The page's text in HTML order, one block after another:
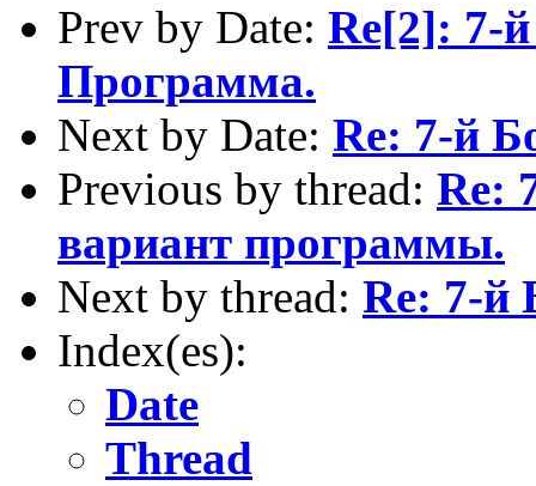
Prev by Date: Re[2]: 7-
Программа.
Next by Date: Re: 7-й
Previous by thread: Re:
вариант программы.
Next by thread: Re: 7-й
Index(es):
Date
Thread